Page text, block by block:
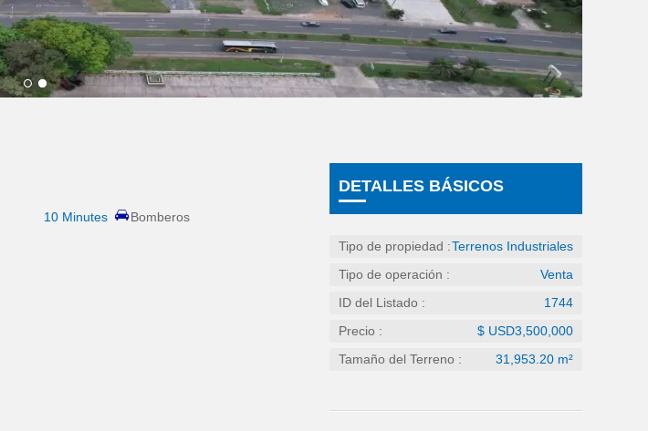
Bomberos
10 Minutes
DETALLES BÁSICOS
Tipo de propiedad :Terrenos Industriales
Tipo de operación :
Venta
ID del Listado :
1744
Precio :
$ USD3,500,000
Tamaño del Terreno :
31,953.20 m²